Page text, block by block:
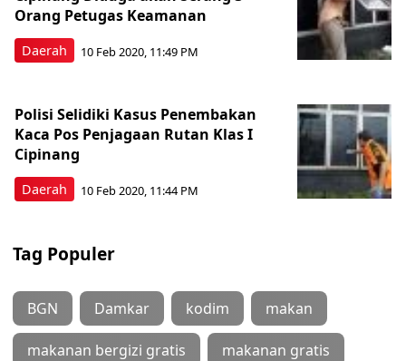
Daerah
Orang Petugas Keamanan
10 Feb 2020, 11:49 PM
Daerah
Polisi Selidiki Kasus Penembakan
Kaca Pos Penjagaan Rutan Klas I
Cipinang
10 Feb 2020, 11:44 PM
Tag Populer
BGN Damkar kodim makan
makanan bergizi gratis makanan gratis